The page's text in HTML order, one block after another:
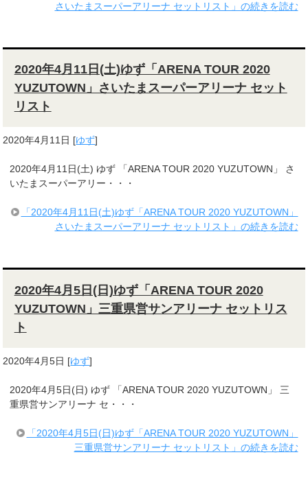
さいたまスーパーアリーナ セットリスト」の続きを読む
2020年4月11日(土)ゆず「ARENA TOUR 2020
YUZUTOWN」さいたまスーパーアリーナ セット
リスト
2020年4月11日 [ゆず]
2020年4月11日(土) ゆず 「ARENA TOUR 2020 YUZUTOWN」 さ
いたまスーパーアリー・・・
「2020年4月11日(土)ゆず「ARENA TOUR 2020 YUZUTOWN」
さいたまスーパーアリーナ セットリスト」の続きを読む
2020年4月5日(日)ゆず「ARENA TOUR 2020
YUZUTOWN」三重県営サンアリーナ セットリス
ト
2020年4月5日 [ゆず]
2020年4月5日(日) ゆず 「ARENA TOUR 2020 YUZUTOWN」 三
重県営サンアリーナ セ・・・
「2020年4月5日(日)ゆず「ARENA TOUR 2020 YUZUTOWN」
三重県営サンアリーナ セットリスト」の続きを読む